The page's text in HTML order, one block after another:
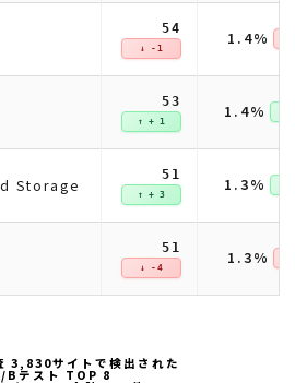
54
↓ -1 1.4%
53
↑ + 1 1.4%
Storage
51
↑ + 3 1.3%
51
↓ -4 1.3%
3,830サイトで検出された
Bテスト TOP 8